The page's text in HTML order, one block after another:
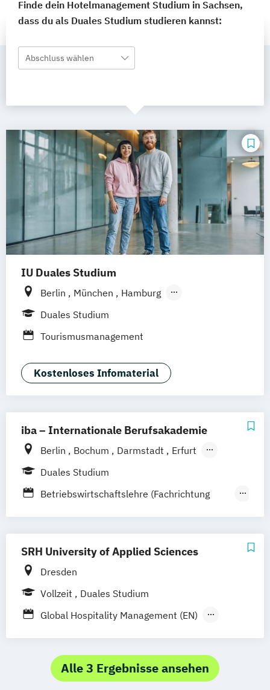
Finde dein Hotelmanagement Studium in Sachsen,
dass du als Duales Studium studieren kannst:
Abschluss wählen
IU Duales Studium
Berlin München
Hamburg
Frankfurt am Main
Mannheim Leipzig Online-Campus
Augsburg Bielefeld Braunschweig
Dresden Duisburg Karlsruhe
Mainz Münster Stuttgart Aachen
deutschlandweit Bonn
Duales Studium
Tourismusmanagement
Kostenloses Infomaterial
iba – Internationale Berufsakademie
Berlin Bochum Darmstadt
Erfurt
Hamburg
Heidelberg
Online-Campus
Duales Studium
Betriebswirtschaftslehre (Fachrichtung
Hotel- und Tourismusmanagement)
SRH University of Applied Sciences
Dresden
Vollzeit
Duales Studium
Global Hospitality Management (EN)
Internationales Hotelmanagement
Internationales Hotelmanagement Dual
Alle 3 Ergebnisse ansehen